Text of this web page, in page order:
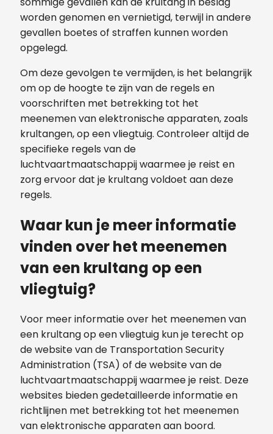
worden genomen en vernietigd, terwijl in andere
gevallen boetes of straffen kunnen worden
opgelegd.
Om deze gevolgen te vermijden, is het belangrijk
om op de hoogte te zijn van de regels en
voorschriften met betrekking tot het
meenemen van elektronische apparaten, zoals
krultangen, op een vliegtuig. Controleer altijd de
specifieke regels van de
luchtvaartmaatschappij waarmee je reist en
zorg ervoor dat je krultang voldoet aan deze
regels.
Waar kun je meer informatie
vinden over het meenemen
van een krultang op een
vliegtuig?
Voor meer informatie over het meenemen van
een krultang op een vliegtuig kun je terecht op
de website van de Transportation Security
Administration (TSA) of de website van de
luchtvaartmaatschappij waarmee je reist. Deze
websites bieden gedetailleerde informatie en
richtlijnen met betrekking tot het meenemen
van elektronische apparaten aan boord.